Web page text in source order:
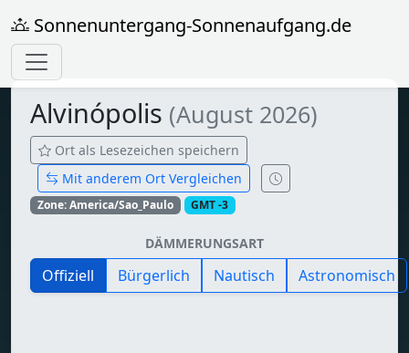
Sonnenuntergang-Sonnenaufgang.de
Alvinópolis (August 2026)
Ort als Lesezeichen speichern
Mit anderem Ort Vergleichen
Zone: America/Sao_Paulo GMT -3
DÄMMERUNGSART
Offiziell Bürgerlich Nautisch Astronomisch